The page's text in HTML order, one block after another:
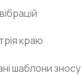
краю
шаблони зносу